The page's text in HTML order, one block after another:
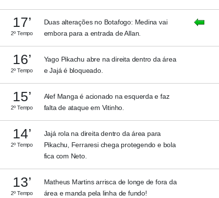
17’
2º Tempo
Duas alterações no Botafogo: Medina vai
embora para a entrada de Allan.
16’
2º Tempo
Yago Pikachu abre na direita dentro da área
e Jajá é bloqueado.
15’
2º Tempo
Alef Manga é acionado na esquerda e faz
falta de ataque em Vitinho.
14’
2º Tempo
Jajá rola na direita dentro da área para
Pikachu, Ferraresi chega protegendo e bola
fica com Neto.
13’
2º Tempo
Matheus Martins arrisca de longe de fora da
área e manda pela linha de fundo!